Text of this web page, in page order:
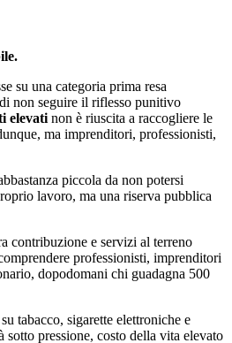
su una categoria prima resa
non seguire il riflesso punitivo
elevati non è riuscita a raccogliere le
ma imprenditori, professionisti,
piccola da non potersi
lavoro, ma una riserva pubblica
contribuzione e servizi al terreno
professionisti, imprenditori
dopodomani chi guadagna 500
tabacco, sigarette elettroniche e
sotto pressione, costo della vita elevato